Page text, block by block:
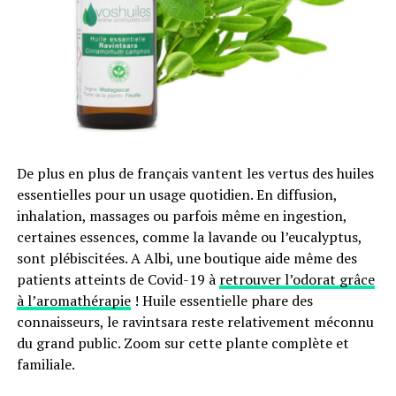
collectivités locales de favoriser une société étrangère
par rapport à une entreprise nationale. Ce serait le cas
par exemple dans le cadre d’un appel d’offre pour la
construction d’un parc photovoltaïque. Le danger posé
par cette clause serait donc de voir se multiplier sur
notre sol des projets américains massivement
rachat à bon prix de l’électricité produite, au détriment
du portefeuille des consommateurs. Ces derniers
financent en effet les énergies renouvelables via une
taxe dédiée, la CSPE, qui est déjàen progression
constantedepuis 2002.
Comme le souligne Maxime Combes du mouvement
Attac, l’article O prévoit même que les pays ne doivent
pas « exiger la création de partenariats avec des
entreprises locales » ni imposer des « transferts de
De plus en plus de français vantent les vertus des huiles
essentielles pour un usage quotidien. En diffusion,
inhalation, massages ou parfois même en ingestion,
certaines essences, comme la lavande ou l’eucalyptus,
sont plébiscitées. A Albi, une boutique aide même des
patients atteints de Covid-19 à retrouver l’odorat grâce
à l’aromathérapie! Huile essentielle phare des
connaisseurs, le ravintsara reste relativement méconnu
du grand public. Zoom sur cette plante complète et
familiale.